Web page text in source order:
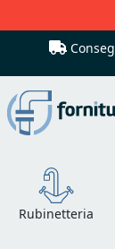
Rubinetteria